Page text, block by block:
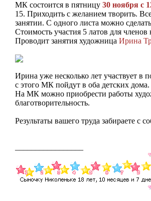
МК состоится в пятницу 30 ноября с
15. Приходить с желанием творить.
занятии. С одного листа можно
Стоимость участия 5 латов для членов
Проводит занятия художница Ирина
Ирина уже несколько лет участвует в
с этого МК пойдут в оба детских дома.
На МК можно приобрести работы
благотворительность.
Результаты вашего труда забираете с